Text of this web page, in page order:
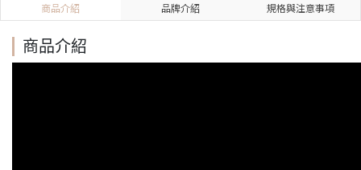
商品介紹 品牌介紹 規格與注意事項
商品介紹